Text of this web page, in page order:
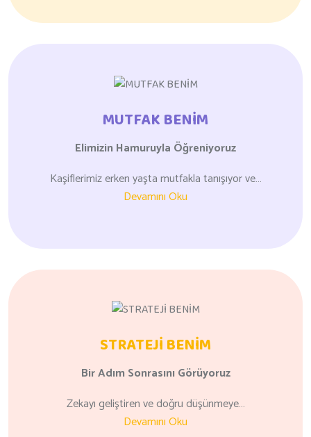
MUTFAK BENİM
Elimizin Hamuruyla Öğreniyoruz
Kaşiflerimiz erken yaşta mutfakla tanışıyor ve…
Devamını Oku
STRATEJİ BENİM
Bir Adım Sonrasını Görüyoruz
Zekayı geliştiren ve doğru düşünmeye…
Devamını Oku